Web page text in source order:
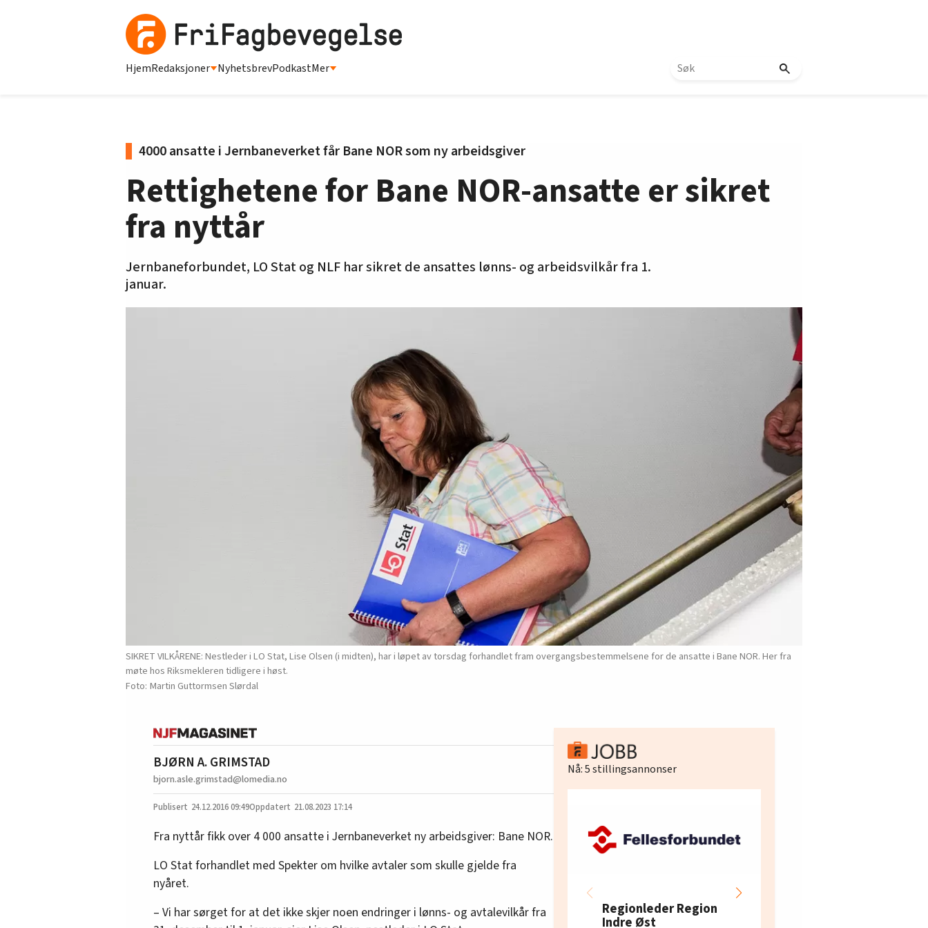
HjemRedaksjoner NyhetsbrevPodkastMer
4000 ansatte i Jernbaneverket får Bane NOR som ny arbeidsgiver
Rettighetene for Bane NOR-ansatte er sikret
fra nyttår
Jernbaneforbundet, LO Stat og NLF har sikret de ansattes lønns- og arbeidsvilkår fra 1.
januar.
SIKRET VILKÅRENE: Nestleder i LO Stat, Lise Olsen (i midten), har i løpet av torsdag forhandlet fram overgangsbestemmelsene for de ansatte i Bane NOR. Her fra
møte hos Riksmekleren tidligere i høst.
Martin Guttormsen Slørdal
BJØRN A. GRIMSTAD
bjorn.asle.grimstad@lomedia.no
24.12.201609:49 21.08.2023 17:14
Fra nyttår fikk over 4 000 ansatte i Jernbaneverket ny arbeidsgiver: Bane NOR.
LO Stat forhandlet med Spekter om hvilke avtaler som skulle gjelde fra
nyåret.
– Vi har sørget for at det ikke skjer noen endringer i lønns- og avtalevilkår fra
Nå:5stillingsannonser
Regionleder Region
Indre Øst